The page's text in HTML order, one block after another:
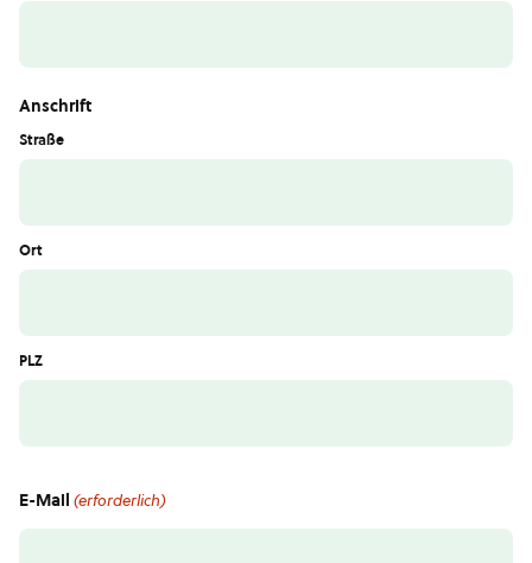
Anschrift
Straße
Ort
PLZ
E-Mail (erforderlich)